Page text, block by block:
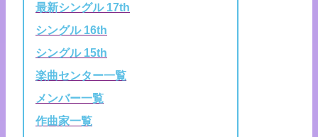
最新シングル 17th
シングル 16th
シングル 15th
楽曲センター一覧
メンバー一覧
作曲家一覧